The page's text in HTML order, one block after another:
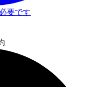
要です